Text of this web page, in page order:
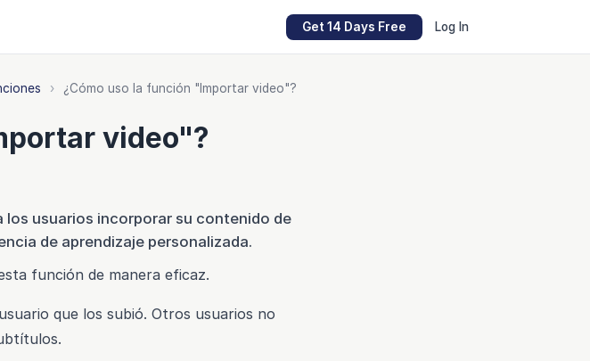
Get 14 Days Free Log In
› ¿Cómo uso la función "Importar video"?
video"?
usuarios incorporar su contenido de
de aprendizaje personalizada.
función de manera eficaz.
que los subió. Otros usuarios no